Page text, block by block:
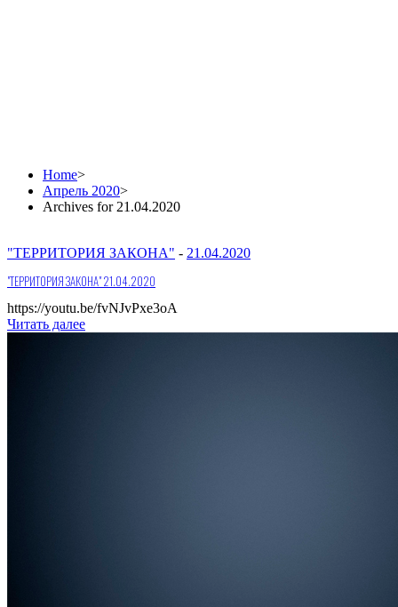
Home>
Апрель 2020>
Archives for 21.04.2020
"ТЕРРИТОРИЯ ЗАКОНА" - 21.04.2020
"ТЕРРИТОРИЯ ЗАКОНА" 21.04.2020
https://youtu.be/fvNJvPxe3oA
Читать далее